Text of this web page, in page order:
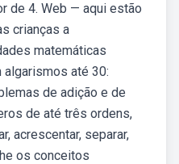
de 4. Web — aqui estão
crianças a
matemáticas
até 30:
de adição e de
de até três ordens,
acrescentar, separar,
os conceitos